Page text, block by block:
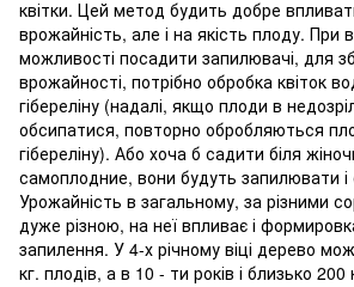
квітки. Цей метод будить добре
врожайність, але і на якість плоду. При
можливості посадити запилювачі, для
врожайності, потрібно обробка квіток
гібереліну (надалі, якщо плоди в
обсипатися, повторно обробляються
гібереліну). Або хоча б садити біля
самоплодние, вони будуть запилювати і
Урожайність в загальному, за різними
дуже різною, на неї впливає і
запилення. У 4-х річному віці дерево
кг. плодів, а в 10 - ти років і близько 200